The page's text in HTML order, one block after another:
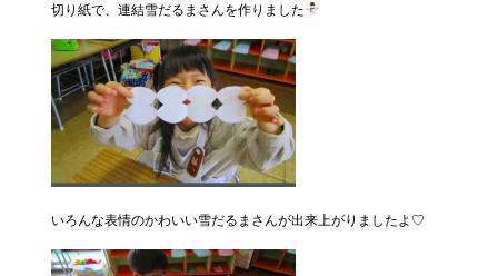
切り紙で、連結雪だるまさんを作りました
いろんな表情のかわいい雪だるまさんが出来上がりましたよ♡